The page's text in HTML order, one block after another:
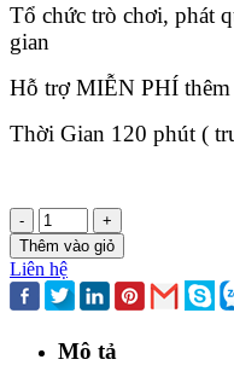
Tổ chức trò chơi, phát
gian
Hỗ trợ MIỄN PHÍ
Thời Gian 120 phút (
-
+
Thêm vào giỏ
Liên hệ
Mô tả